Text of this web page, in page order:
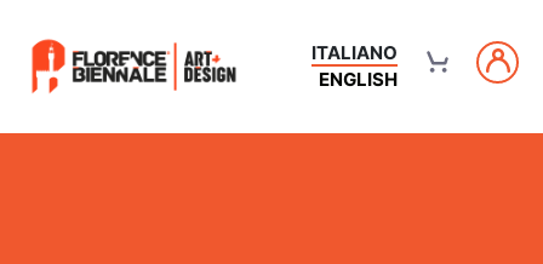
ITALIANO
ENGLISH